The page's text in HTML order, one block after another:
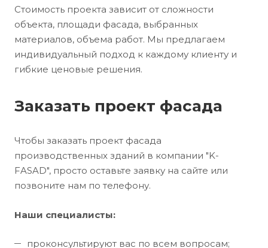
Стоимость проекта зависит от сложности
объекта, площади фасада, выбранных
материалов, объема работ. Мы предлагаем
индивидуальный подход к каждому клиенту и
гибкие ценовые решения.
Заказать проект фасада
Чтобы заказать проект фасада
производственных зданий в компании "K-
FASAD", просто оставьте заявку на сайте или
позвоните нам по телефону.
Наши специалисты:
проконсультируют вас по всем вопросам;